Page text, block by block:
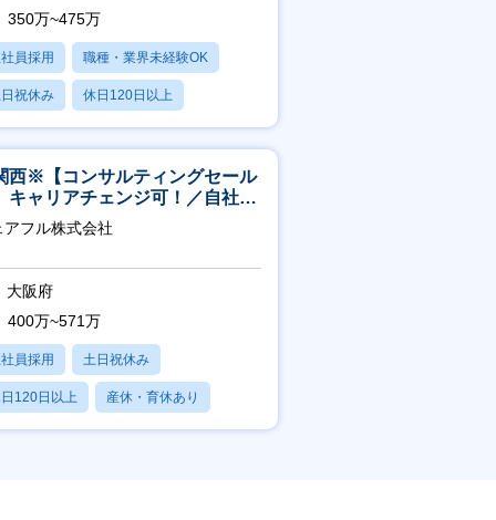
350万~475万
員採用 職種・業界未経験OK
祝休み 休日120日以上
・育休あり
※【コンサルティングセール
キャリアチェンジ可！／自社サ
ス『シェアフル』の営業
アフル株式会社
大阪府
400万~571万
員採用 土日祝休み
120日以上 産休・育休あり
あり